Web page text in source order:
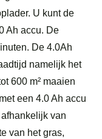
U kunt de
Ah accu. De
De 4.0Ah
namelijk het
600 m² maaien
een 4.0 Ah accu
van
van het gras,